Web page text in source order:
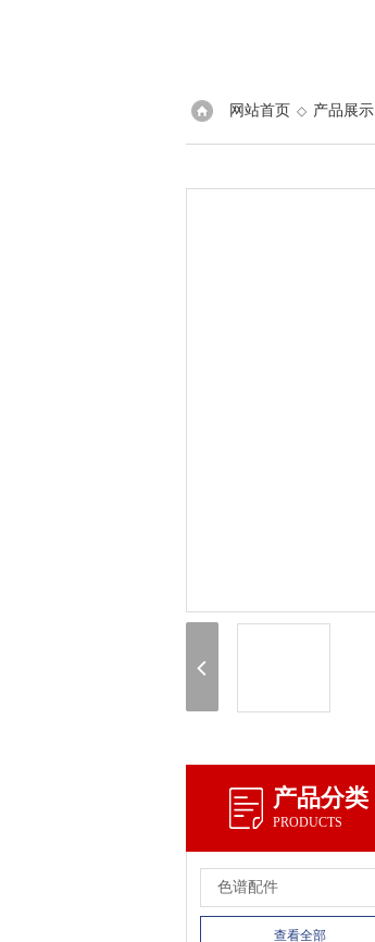
网站首页 ◇ 产品展示
产品分类
PRODUCTS
色谱配件
查看全部